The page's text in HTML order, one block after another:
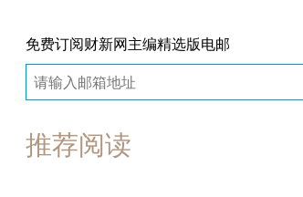
免费订阅财新网主编精选版电邮
推荐阅读